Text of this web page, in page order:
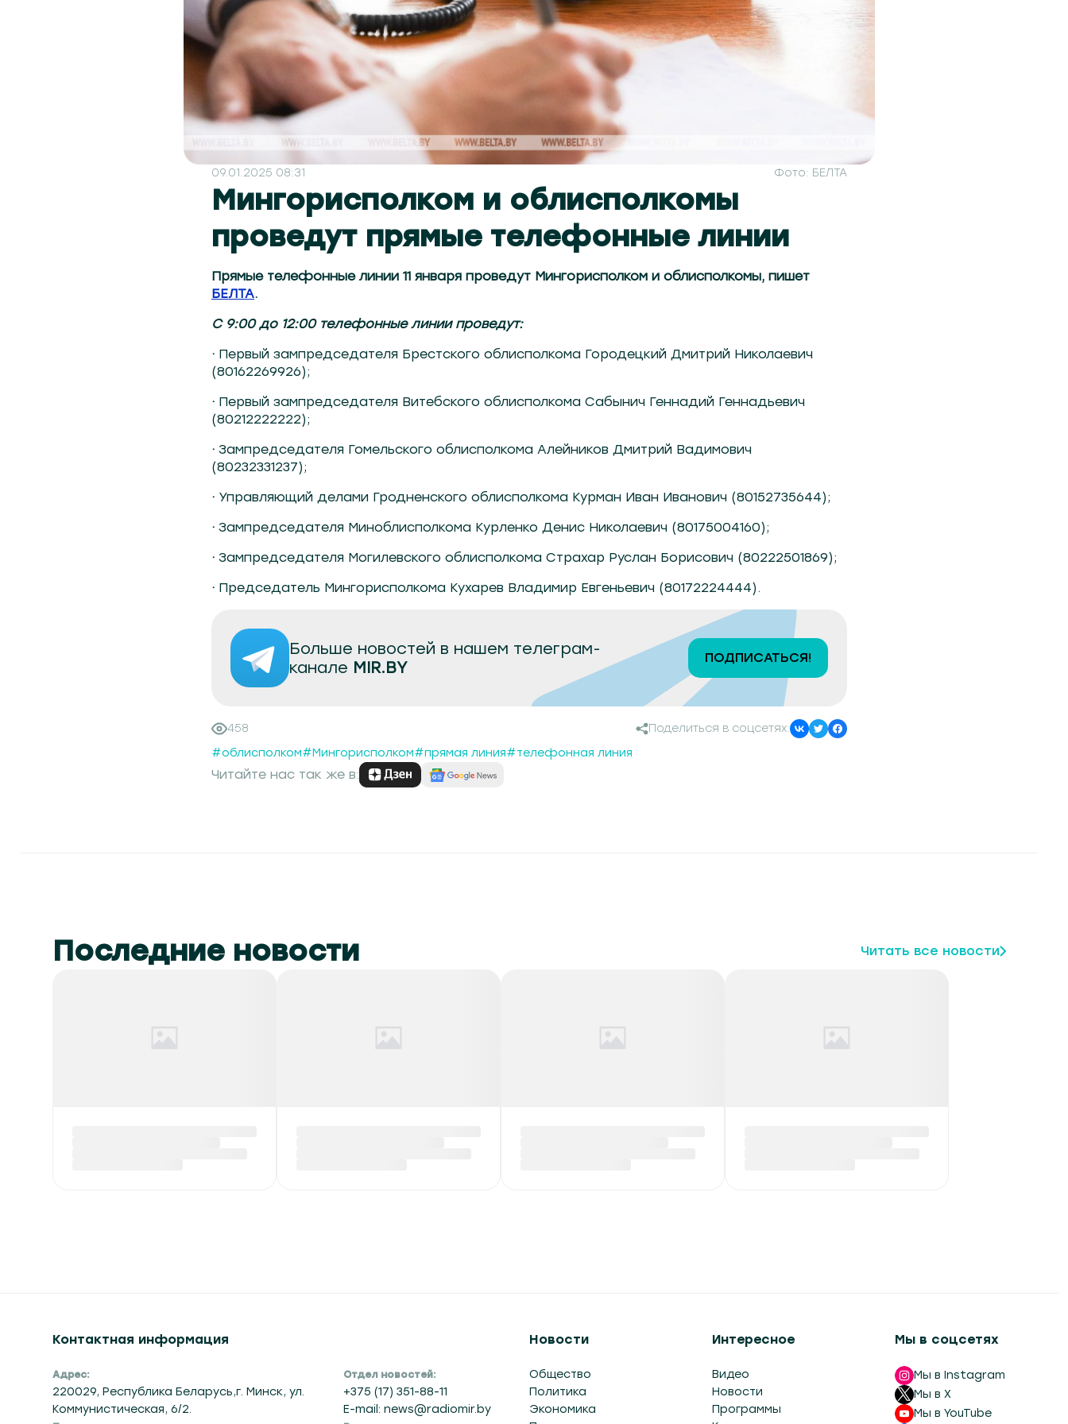
09.01.2025 08:31 Фото: БЕЛТА
Мингорисполком и облисполкомы
проведут прямые телефонные линии
Прямые телефонные линии 11 января проведут Мингорисполком и облисполкомы, пишет
БЕЛТА.
С 9:00 до 12:00 телефонные линии проведут:
· Первый зампредседателя Брестского облисполкома Городецкий Дмитрий Николаевич
(80162269926);
· Первый зампредседателя Витебского облисполкома Сабынич Геннадий Геннадьевич
(80212222222);
· Зампредседателя Гомельского облисполкома Алейников Дмитрий Вадимович
(80232331237);
· Управляющий делами Гродненского облисполкома Курман Иван Иванович (80152735644);
· Зампредседателя Миноблисполкома Курленко Денис Николаевич (80175004160);
· Зампредседателя Могилевского облисполкома Страхар Руслан Борисович (80222501869);
· Председатель Мингорисполкома Кухарев Владимир Евгеньевич (80172224444).
Больше новостей в нашем телеграм-
канале MIR.BY ПОДПИСАТЬСЯ!
458
Поделиться в соцсетях:
#облисполком#Мингорисполком#прямая линия#телефонная линия
Читайте нас так же в:
Последние новости Читать все новости
Контактная информация
Адрес:
220029, Республика Беларусь,г. Минск, ул.
Коммунистическая, 6/2.
Отдел новостей:
+375 (17) 351-88-11
E-mail: news@radiomir.by
Новости
Общество
Политика
Экономика
Интересное
Видео
Новости
Программы
Мы в соцсетях
Мы в Instagram
Мы в X
Мы в YouTube